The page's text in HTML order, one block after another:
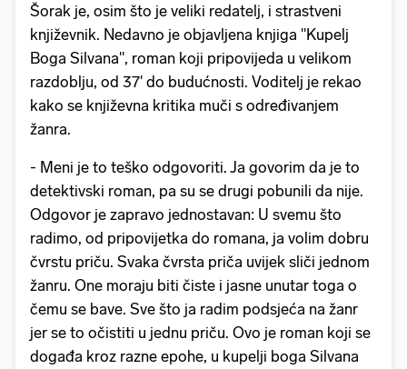
Šorak je, osim što je veliki redatelj, i strastveni
književnik. Nedavno je objavljena knjiga "Kupelj
Boga Silvana", roman koji pripovijeda u velikom
razdoblju, od 37' do budućnosti. Voditelj je rekao
kako se književna kritika muči s određivanjem
žanra.
- Meni je to teško odgovoriti. Ja govorim da je to
detektivski roman, pa su se drugi pobunili da nije.
Odgovor je zapravo jednostavan: U svemu što
radimo, od pripovijetka do romana, ja volim dobru
čvrstu priču. Svaka čvrsta priča uvijek sliči jednom
žanru. One moraju biti čiste i jasne unutar toga o
čemu se bave. Sve što ja radim podsjeća na žanr
jer se to očistiti u jednu priču. Ovo je roman koji se
događa kroz razne epohe, u kupelji boga Silvana